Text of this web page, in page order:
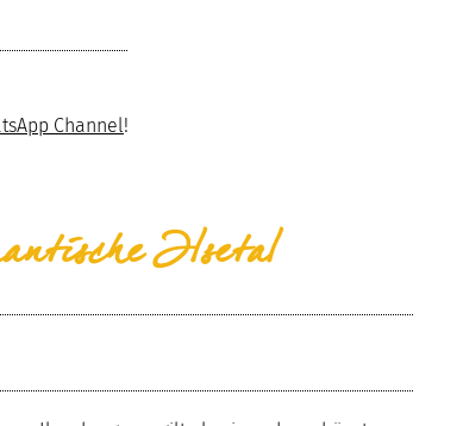
Channel!
Ilsetal